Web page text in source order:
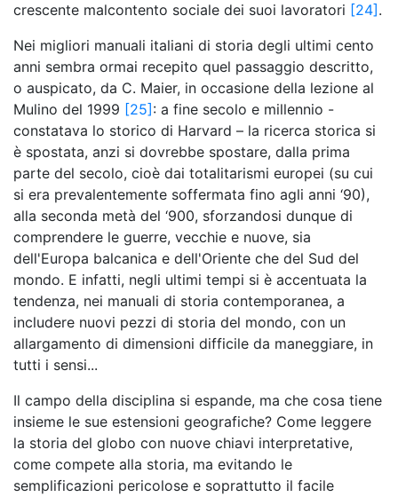
crescente malcontento sociale dei suoi lavoratori [24] .
Nei migliori manuali italiani di storia degli ultimi cento
anni sembra ormai recepito quel passaggio descritto,
o auspicato, da C. Maier, in occasione della lezione al
Mulino del 1999 [25] : a fine secolo e millennio -
constatava lo storico di Harvard – la ricerca storica si
è spostata, anzi si dovrebbe spostare, dalla prima
parte del secolo, cioè dai totalitarismi europei (su cui
si era prevalentemente soffermata fino agli anni ‘90),
alla seconda metà del ‘900, sforzandosi dunque di
comprendere le guerre, vecchie e nuove, sia
dell'Europa balcanica e dell'Oriente che del Sud del
mondo. E infatti, negli ultimi tempi si è accentuata la
tendenza, nei manuali di storia contemporanea, a
includere nuovi pezzi di storia del mondo, con un
allargamento di dimensioni difficile da maneggiare, in
tutti i sensi...
Il campo della disciplina si espande, ma che cosa tiene
insieme le sue estensioni geografiche? Come leggere
la storia del globo con nuove chiavi interpretative,
come compete alla storia, ma evitando le
semplificazioni pericolose e soprattutto il facile